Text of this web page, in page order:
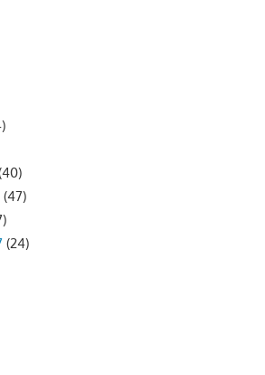
(47)
(24)